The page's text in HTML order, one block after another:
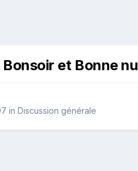
Bonsoir et Bonne
in Discussion générale